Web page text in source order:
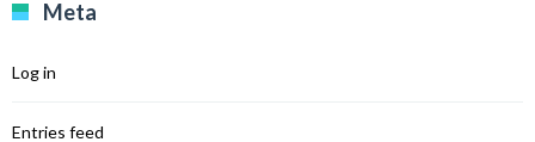
Meta
Log in
Entries feed